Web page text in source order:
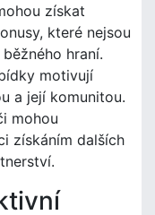
získat
které nejsou
hraní.
motivují
a její komunitou.
mohou
získáním dalších